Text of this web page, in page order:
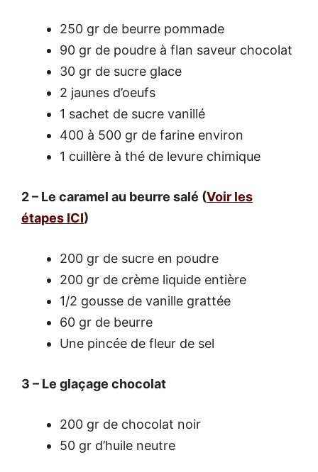
250 gr de beurre pommade
90 gr de poudre à flan saveur chocolat
30 gr de sucre glace
2 jaunes d’oeufs
1 sachet de sucre vanillé
400 à 500 gr de farine environ
1 cuillère à thé de levure chimique
2 – Le caramel au beurre salé (Voir les
étapes ICI)
200 gr de sucre en poudre
200 gr de crème liquide entière
1/2 gousse de vanille grattée
60 gr de beurre
Une pincée de fleur de sel
3 – Le glaçage chocolat
200 gr de chocolat noir
50 gr d’huile neutre